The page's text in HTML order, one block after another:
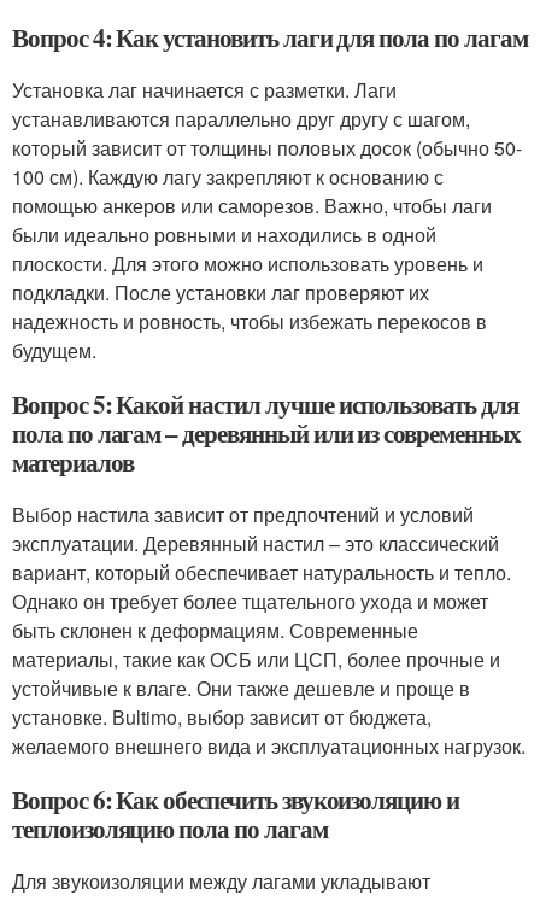
Вопрос 4: Как установить лаги для пола по лагам
Установка лаг начинается с разметки. Лаги
устанавливаются параллельно друг другу с шагом,
который зависит от толщины половых досок (обычно 50-
100 см). Каждую лагу закрепляют к основанию с
помощью анкеров или саморезов. Важно, чтобы лаги
были идеально ровными и находились в одной
плоскости. Для этого можно использовать уровень и
подкладки. После установки лаг проверяют их
надежность и ровность, чтобы избежать перекосов в
будущем.
Вопрос 5: Какой настил лучше использовать для
пола по лагам – деревянный или из современных
материалов
Выбор настила зависит от предпочтений и условий
эксплуатации. Деревянный настил – это классический
вариант, который обеспечивает натуральность и тепло.
Однако он требует более тщательного ухода и может
быть склонен к деформациям. Современные
материалы, такие как ОСБ или ЦСП, более прочные и
устойчивые к влаге. Они также дешевле и проще в
установке. Вultimo, выбор зависит от бюджета,
желаемого внешнего вида и эксплуатационных нагрузок.
Вопрос 6: Как обеспечить звукоизоляцию и
теплоизоляцию пола по лагам
Для звукоизоляции между лагами укладывают